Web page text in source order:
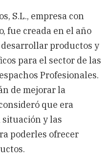
S.L., empresa con
fue creada en el año
productos y
para el sector de las
Profesionales.
de mejorar la
que era
y las
poderles ofrecer